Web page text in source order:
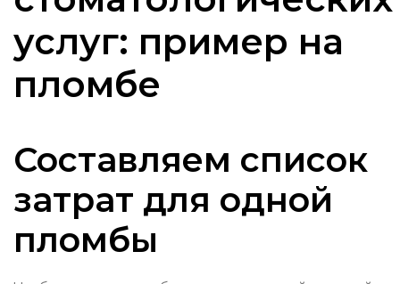
услуг: пример на
пломбе
Составляем список
затрат для одной
пломбы